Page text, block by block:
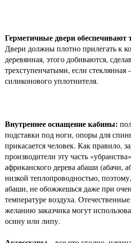
Герметичные двери обеспечивают
Двери должны плотно прилегать к
деревянная, этого добиваются,
трехступенчатыми, если стеклянная
силиконового уплотнителя.
Внутреннее оснащение кабины:
подставки под ноги, опоры для
прикасается человек. Как правило,
производители эту часть
африканского дерева абаши (абачи,
низкой теплопроводностью,
абаши, не обожжешься даже при
температуре воздуха.
желанию заказчика могут
осину или липу.